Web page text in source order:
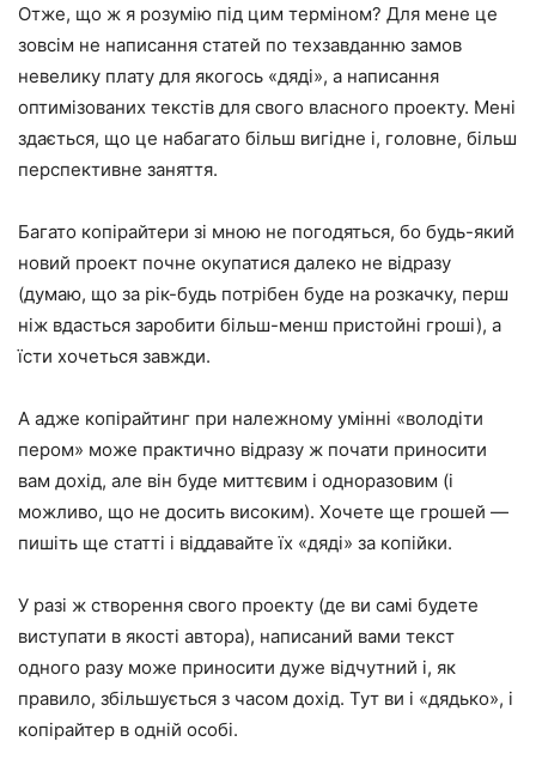
Отже, що ж я розумію під цим терміном? Для мене це
зовсім не написання статей по техзавданню замов
невелику плату для якогось «дяді», а написання
оптимізованих текстів для свого власного проекту. Мені
здається, що це набагато більш вигідне і, головне, більш
перспективне заняття.
Багато копірайтери зі мною не погодяться, бо будь-який
новий проект почне окупатися далеко не відразу
(думаю, що за рік-будь потрібен буде на розкачку, перш
ніж вдасться заробити більш-менш пристойні гроші), а
їсти хочеться завжди.
А адже копірайтинг при належному умінні «володіти
пером» може практично відразу ж почати приносити
вам дохід, але він буде миттєвим і одноразовим (і
можливо, що не досить високим). Хочете ще грошей —
пишіть ще статті і віддавайте їх «дяді» за копійки.
У разі ж створення свого проекту (де ви самі будете
виступати в якості автора), написаний вами текст
одного разу може приносити дуже відчутний і, як
правило, збільшується з часом дохід. Тут ви і «дядько», і
копірайтер в одній особі.